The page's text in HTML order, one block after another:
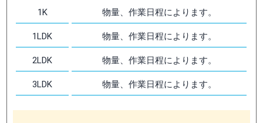
1K 物量、作業日程によります。
1LDK 物量、作業日程によります。
2LDK 物量、作業日程によります。
3LDK 物量、作業日程によります。